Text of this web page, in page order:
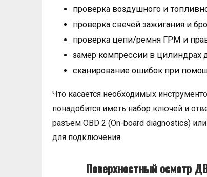
проверка воздушного и
проверка свечей зажигания и
проверка цепи/ремня ГРМ и
замер компрессии в цилиндрах
сканирование ошибок при
Что касается необходимых
понадобится иметь набор ключей и
разъем OBD 2 (On-board diagnostics)
для подключения.
Поверхностный осмотр